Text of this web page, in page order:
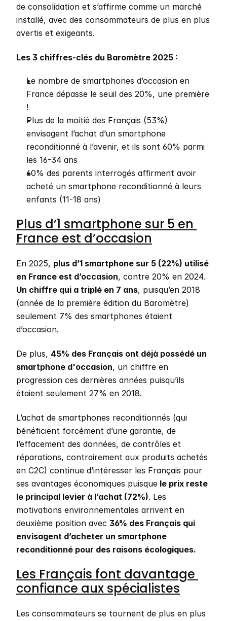
de consolidation et s’affirme comme un marché
installé, avec des consommateurs de plus en plus
avertis et exigeants.
Les 3 chiffres-clés du Baromètre 2025 :
Le nombre de smartphones d’occasion en
France dépasse le seuil des 20%, une première
!
Plus de la moitié des Français (53%)
envisagent l’achat d’un smartphone
reconditionné à l’avenir, et ils sont 60% parmi
les 16-34 ans
60% des parents interrogés affirment avoir
acheté un smartphone reconditionné à leurs
enfants (11-18 ans)
Plus d’1 smartphone sur 5 en
France est d’occasion
En 2025, plus d’1 smartphone sur 5 (22%) utilisé
en France est d’occasion
Un chiffre qui a triplé en 7 ans, puisqu’en 2018
(année de la première édition du Baromètre)
seulement 7% des smartphones étaient
d’occasion.
De plus, 45% des Français ont déjà possédé un
smartphone d'occasion, un chiffre en
progression ces dernières années puisqu’ils
étaient seulement 27% en 2018.
L’achat de smartphones reconditionnés (qui
bénéficient forcément d’une garantie, de
l’effacement des données, de contrôles et
réparations, contrairement aux produits achetés
en C2C) continue d’intéresser les Français pour
ses avantages économiques puisque le prix reste
le principal levier à l’achat (72%). Les
motivations environnementales arrivent en
deuxième position avec 36% des Français qui
envisagent d’acheter un smartphone
reconditionné pour des raisons écologiques.
Les Français font davantage
confiance aux spécialistes
Les consommateurs se tournent de plus en plus